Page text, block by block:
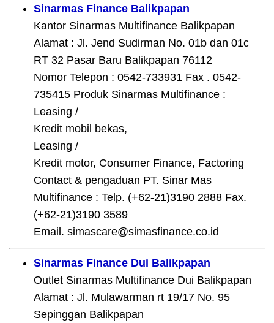
Sinarmas Finance Balikpapan
Kantor Sinarmas Multifinance Balikpapan
Alamat : Jl. Jend Sudirman No. 01b dan 01c
RT 32 Pasar Baru Balikpapan 76112
Nomor Telepon : 0542-733931 Fax . 0542-
735415 Produk Sinarmas Multifinance :
Leasing /
Kredit mobil bekas,
Leasing /
Kredit motor, Consumer Finance, Factoring
Contact & pengaduan PT. Sinar Mas
Multifinance : Telp. (+62-21)3190 2888 Fax.
(+62-21)3190 3589
Email. simascare@simasfinance.co.id
Sinarmas Finance Dui Balikpapan
Outlet Sinarmas Multifinance Dui Balikpapan
Alamat : Jl. Mulawarman rt 19/17 No. 95
Sepinggan Balikpapan